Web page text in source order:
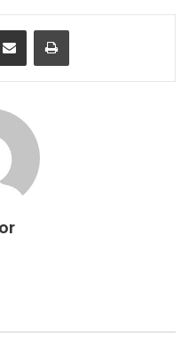
Compartilhar via e-mail Imprimir